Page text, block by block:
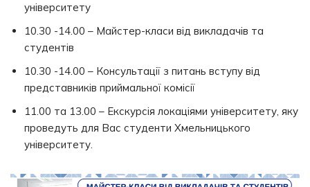
університету
10.30 -14.00 – Майстер-класи від викладачів та
студентів
10.30 -14.00 – Консультації з питань вступу від
представників приймальної комісії
11.00 та 13.00 – Екскурсія локаціями університету, яку
проведуть для Вас студенти Хмельницького
університету.